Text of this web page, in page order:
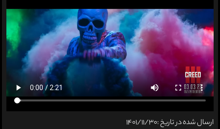
ارسال شده در تاریخ :1401/11/30